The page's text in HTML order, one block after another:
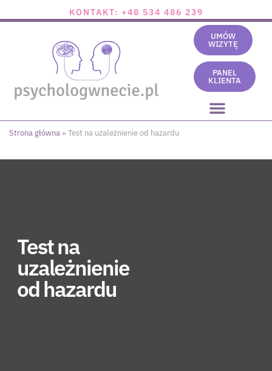
KONTAKT: +48 534 486 239
UMÓW
WIZYTĘ
PANEL
KLIENTA
Strona główna » Test na uzależnienie od hazardu
Test na
uzależnienie
od hazardu